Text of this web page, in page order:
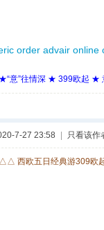
order advair online
意”往情深 ★ 399欧起 ★
7-27 23:58 只看该作
西欧五日经典游309欧